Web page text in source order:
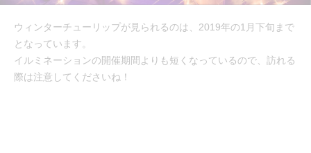
ウィンターチューリップが見られるのは、2019年の1月下旬まで
となっています。
イルミネーションの開催期間よりも短くなっているので、訪れる
際は注意してくださいね！